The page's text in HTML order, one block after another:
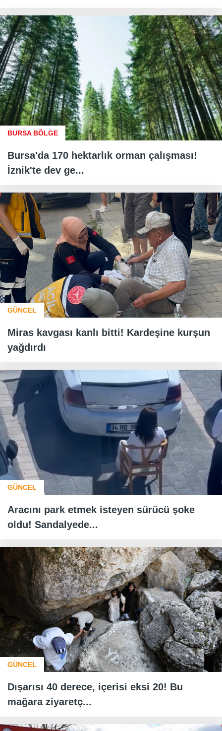
BURSA BÖLGE
Bursa'da 170 hektarlık orman çalışması!
İznik'te dev ge...
GÜNCEL
Miras kavgası kanlı bitti! Kardeşine kurşun
yağdırdı
GÜNCEL
Aracını park etmek isteyen sürücü şoke
oldu! Sandalyede...
GÜNCEL
Dışarısı 40 derece, içerisi eksi 20! Bu
mağara ziyaretç...